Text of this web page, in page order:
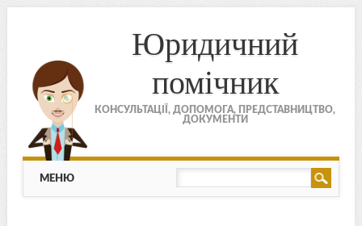
Юридичний
помічник
КОНСУЛЬТАЦІЇ, ДОПОМОГА, ПРЕДСТАВНИЦТВО,
ДОКУМЕНТИ
МЕНЮ
Skip to content
МЕНЮ